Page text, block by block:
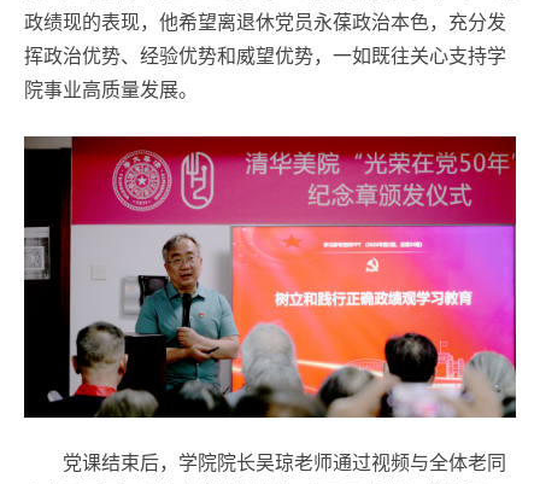
政绩现的表现，他希望离退休党员永葆政治本色，充分发
挥政治优势、经验优势和威望优势，一如既往关心支持学
院事业高质量发展。
党课结束后，学院院长吴琼老师通过视频与全体老同